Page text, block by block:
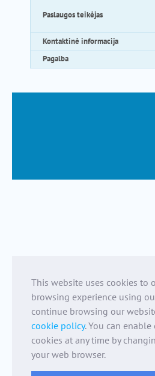
This website uses cookies to
browsing experience using
continue browsing our
cookie policy. You can
cookies at any time by
your web browser.
Paslaugos teikėjas
Kontaktinė informacija
Pagalba